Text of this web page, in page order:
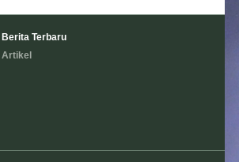
Berita Terbaru
Artikel